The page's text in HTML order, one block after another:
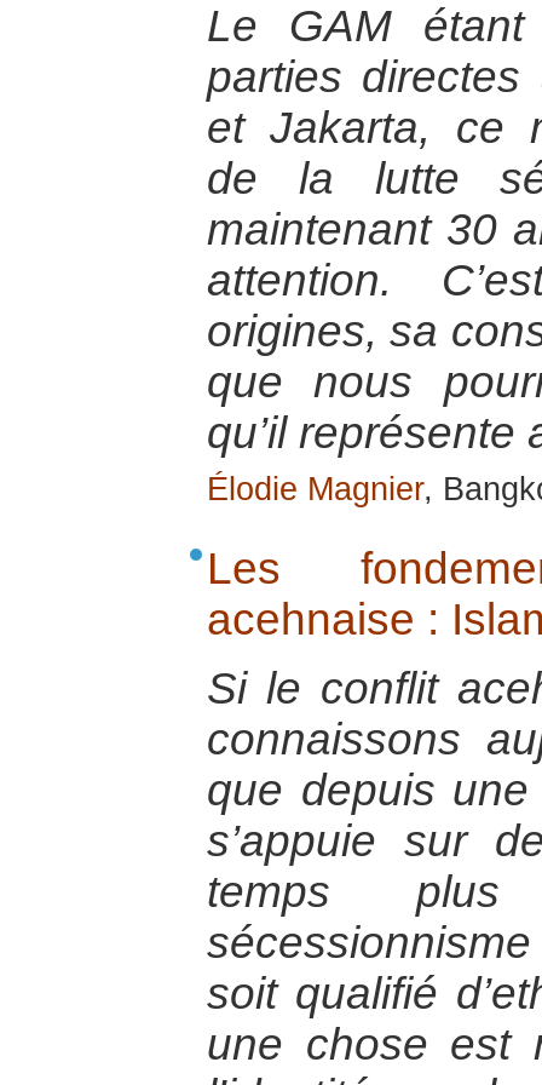
Le GAM étant
parties
et Jakarta, ce
de la lutte
maintenant 30
attention.
origines, sa
que nous
qu’il représente
Élodie Magnier,
Les
acehnaise :
Si le conflit
connaissons
que depuis une
s’appuie sur
temps
soit qualifié
une chose est